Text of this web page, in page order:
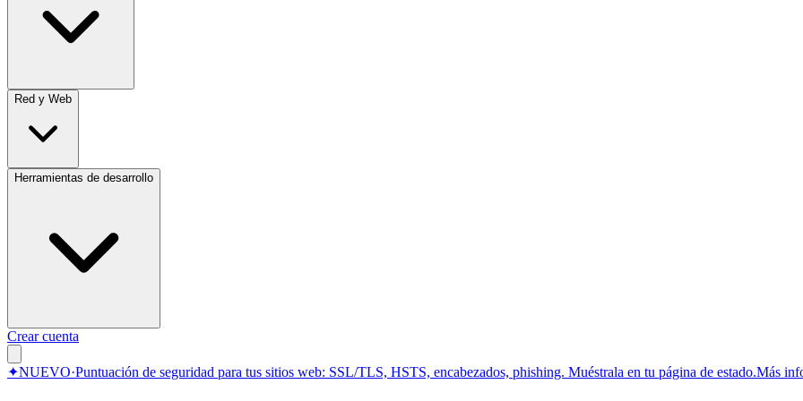
Red y Web
Herramientas de desarrollo
Crear cuenta
✦NUEVO·Puntuación de seguridad para tus sitios web: SSL/TLS, HSTS, encabezados, phishing. Muéstrala en tu página de estado.Más